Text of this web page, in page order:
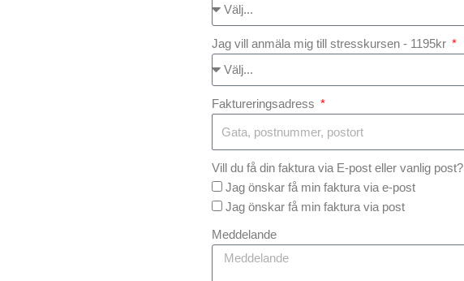
Jag vill anmäla mig till stresskursen - 1195kr
Faktureringsadress
Vill du få din faktura via E-post eller vanlig post?
Jag önskar få min faktura via e-post
Jag önskar få min faktura via post
Meddelande